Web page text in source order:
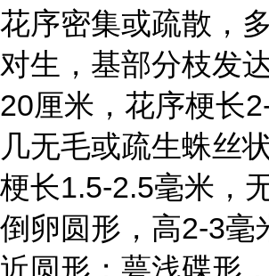
花序密集或疏散，
对生，基部分枝发
20厘米，花序梗长
几无毛或疏生蛛丝
梗长1.5-2.5毫米，
倒卵圆形，高2-3毫
近圆形；萼浅碟形